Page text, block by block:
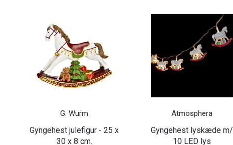
G. Wurm
Gyngehest julefigur - 25 x
30 x 8 cm.
Atmosphera
Gyngehest lyskæde m/
10 LED lys